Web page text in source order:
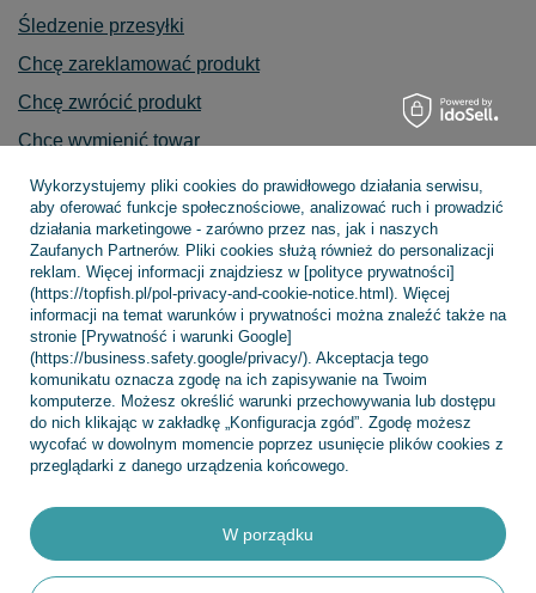
Śledzenie przesyłki
Chcę zareklamować produkt
Chcę zwrócić produkt
Chcę wymienić towar
Kontakt
Konto
Regulaminy
INFORMACJE
POMOC
Wykorzystujemy pliki cookies do prawidłowego działania serwisu,
aby oferować funkcje społecznościowe, analizować ruch i prowadzić
działania marketingowe - zarówno przez nas, jak i naszych
Zaufanych Partnerów. Pliki cookies służą również do personalizacji
reklam. Więcej informacji znajdziesz w [polityce prywatności]
(https://topfish.pl/pol-privacy-and-cookie-notice.html). Więcej
informacji na temat warunków i prywatności można znaleźć także na
stronie [Prywatność i warunki Google]
(https://business.safety.google/privacy/). Akceptacja tego
komunikatu oznacza zgodę na ich zapisywanie na Twoim
komputerze. Możesz określić warunki przechowywania lub dostępu
do nich klikając w zakładkę „Konfiguracja zgód”. Zgodę możesz
wycofać w dowolnym momencie poprzez usunięcie plików cookies z
przeglądarki z danego urządzenia końcowego.
W porządku